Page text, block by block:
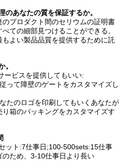
のあなたの質を保証するか。
プロダクト間のセリウムの証明書
ての細部見つけることができる。
よい製品品質を提供するために託
。
ービスを提供してもいい:
って障壁のゲートをカスタマイズし
たのロゴを印刷してもいくあなたが
箱のパッキングをカスタマイズす
ット:7仕事日;100-500sets:15仕事
ため、3-10仕事日より長い